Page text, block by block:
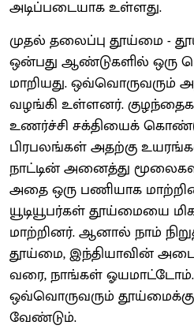
அடிப்படையாக உள்ளது.
முதல் தலைப்பு தூய்மை -
ஒன்பது ஆண்டுகளில் ஒரு
மாறியது. ஒவ்வொருவரும்
வழங்கி உள்ளனர்.
உணர்ச்சி சக்தியைக்
பிரபலங்கள் அதற்கு
நாட்டின் அனைத்து
அதை ஒரு பணியாக
யூடியூபர்கள் தூய்மையை
மாற்றினர். ஆனால் நாம்
தூய்மை, இந்தியாவின்
வரை, நாங்கள்
ஒவ்வொருவரும்
வேண்டும்.